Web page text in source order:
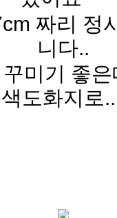
짜리 정
니다..
미기 좋
도화지로